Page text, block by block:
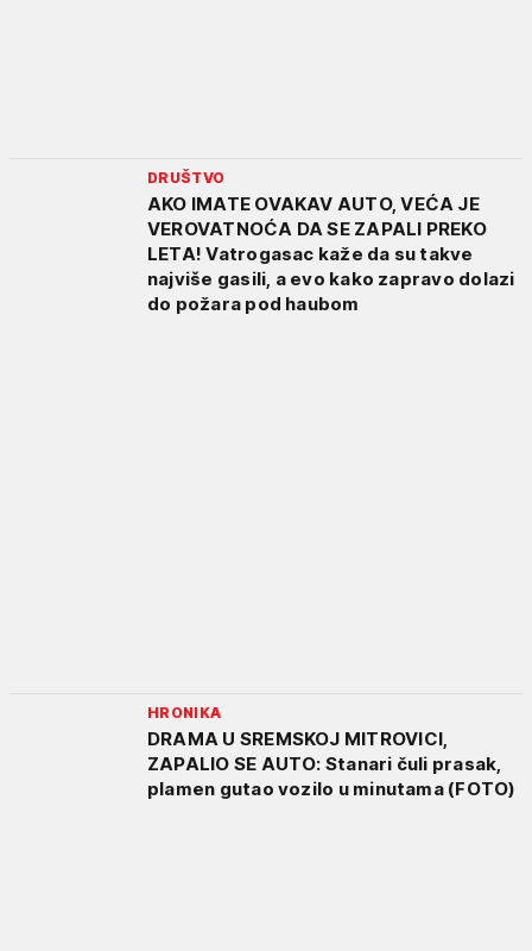
DRUŠTVO
AKO IMATE OVAKAV AUTO, VEĆA JE
VEROVATNOĆA DA SE ZAPALI PREKO
LETA! Vatrogasac kaže da su takve
najviše gasili, a evo kako zapravo dolazi
do požara pod haubom
HRONIKA
DRAMA U SREMSKOJ MITROVICI,
ZAPALIO SE AUTO: Stanari čuli prasak,
plamen gutao vozilo u minutama (FOTO)